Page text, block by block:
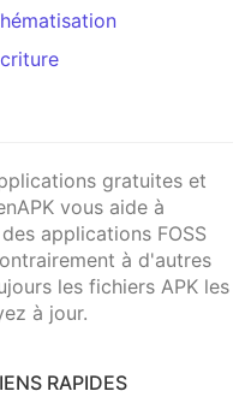
gratuites et
vous aide à
applications FOSS
à d'autres
les fichiers APK les
à jour.
RAPIDES